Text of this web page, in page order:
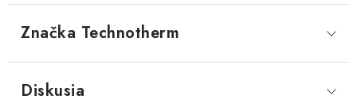
Značka Technotherm
Diskusia